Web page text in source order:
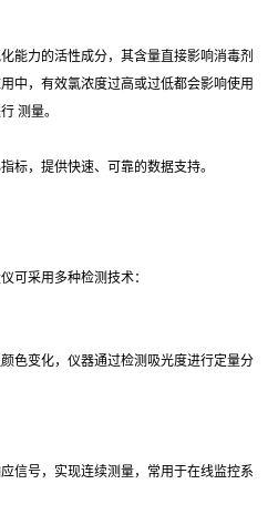
能力的活性成分，其含量直接影响消毒剂
中，有效氯浓度过高或过低都会影响使用
测量。
标，提供快速、可靠的数据支持。
可采用多种检测技术：
色变化，仪器通过检测吸光度进行定量分
信号，实现连续测量，常用于在线监控系